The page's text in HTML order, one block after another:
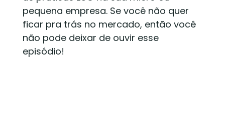
pequena empresa. Se você não quer
ficar pra trás no mercado, então você
não pode deixar de ouvir esse
episódio!